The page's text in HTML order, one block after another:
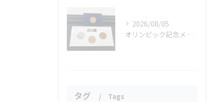
2026/08/05
オリンピック記念メダルとメイプルリーフコインをお買取りさせていただきました🏅✨
タグ Tags